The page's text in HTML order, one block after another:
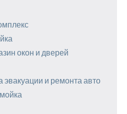
окон и дверей
эвакуации и ремонта авто